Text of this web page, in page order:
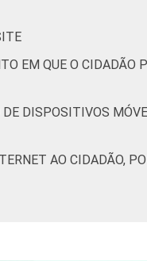
EM QUE O CIDADÃO
DISPOSITIVOS
AO CIDADÃO,